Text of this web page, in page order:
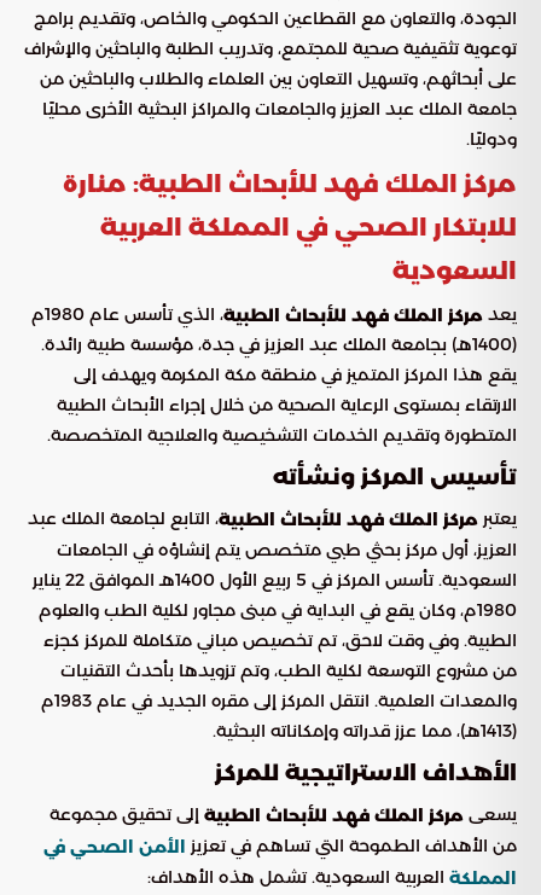
الجودة، والتعاون مع القطاعين الحكومي والخاص، وتقديم برامج
توعوية تثقيفية صحية للمجتمع، وتدريب الطلبة والباحثين والإشراف
على أبحاثهم، وتسهيل التعاون بين العلماء والطلاب والباحثين من
جامعة الملك عبد العزيز والجامعات والمراكز البحثية الأخرى محليًا
ودوليًا.
مركز الملك فهد للأبحاث الطبية: منارة
للابتكار الصحي في المملكة العربية
السعودية
يعد مركز الملك فهد للأبحاث الطبية
، الذي تأسس عام 1980م
(1400هـ) بجامعة الملك عبد العزيز في جدة، مؤسسة طبية رائدة.
يقع هذا المركز المتميز في منطقة مكة المكرمة ويهدف إلى
الارتقاء بمستوى الرعاية الصحية من خلال إجراء الأبحاث الطبية
المتطورة وتقديم الخدمات التشخيصية والعلاجية المتخصصة.
تأسيس المركز ونشأته
يعتبر مركز الملك فهد للأبحاث الطبية، التابع لجامعة الملك عبد
العزيز، أول مركز بحثي طبي متخصص يتم إنشاؤه في الجامعات
السعودية. تأسس المركز في 5 ربيع الأول 1400هـ الموافق 22 يناير
1980م، وكان يقع في البداية في مبنى مجاور لكلية الطب والعلوم
الطبية. وفي وقت لاحق، تم تخصيص مباني متكاملة للمركز كجزء
من مشروع التوسعة لكلية الطب، وتم تزويدها بأحدث التقنيات
والمعدات العلمية. انتقل المركز إلى مقره الجديد في عام 1983م
(1413هـ)، مما عزز قدراته وإمكاناته البحثية.
الأهداف الاستراتيجية للمركز
يسعى مركز الملك فهد للأبحاث الطبية إلى تحقيق مجموعة
من الأهداف الطموحة التي تساهم في تعزيز الأمن الصحي في
المملكة العربية السعودية. تشمل هذه الأهداف: